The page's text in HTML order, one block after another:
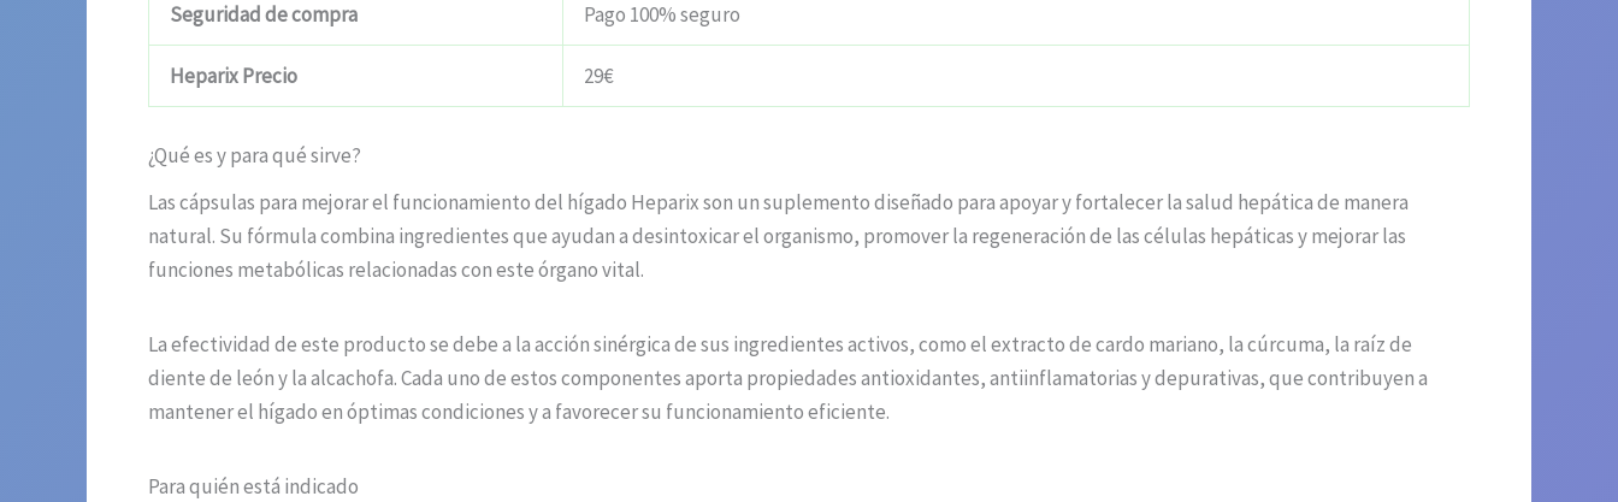
Seguridad de compra Pago 100% seguro
Heparix Precio 29€
¿Qué es y para qué sirve?
Las cápsulas para mejorar el funcionamiento del hígado Heparix son un suplemento diseñado para apoyar y fortalecer la salud hepática de manera
natural. Su fórmula combina ingredientes que ayudan a desintoxicar el organismo, promover la regeneración de las células hepáticas y mejorar las
funciones metabólicas relacionadas con este órgano vital.
La efectividad de este producto se debe a la acción sinérgica de sus ingredientes activos, como el extracto de cardo mariano, la cúrcuma, la raíz de
diente de león y la alcachofa. Cada uno de estos componentes aporta propiedades antioxidantes, antiinflamatorias y depurativas, que contribuyen a
mantener el hígado en óptimas condiciones y a favorecer su funcionamiento eficiente.
Para quién está indicado